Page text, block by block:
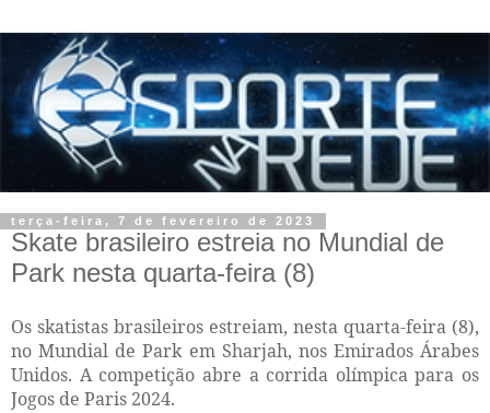
terça-feira, 7 de fevereiro de 2023
Skate brasileiro estreia no Mundial de
Park nesta quarta-feira (8)
Os skatistas brasileiros estreiam, nesta quarta-feira (8),
no Mundial de Park em Sharjah, nos Emirados Árabes
Unidos. A competição abre a corrida olímpica para os
Jogos de Paris 2024.